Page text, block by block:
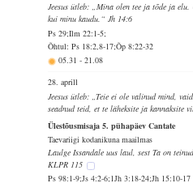
Jeesus ütleb: „Mina olen tee ja tõde ja
kui minu kaudu.“ Jh 14:6
Ps 29;Ilm 22:1-5;
Õhtul: Ps 18:2,8-17;Õp 8:22-32
05.31-21.08
28. aprill
Jeesus ütleb: „Teie ei ole valinud mind,
seadnud teid, et te läheksite ja kannaksite
Ülestõusmisaja 5. pühapäev Cantate
Taevariigi kodanikuna maailmas
Laulge Issandale uus laul, sest Ta on
KLPR 115
Ps 98:1-9;Js 4:2-6;1Jh 3:18-24;Jh 15:10-17